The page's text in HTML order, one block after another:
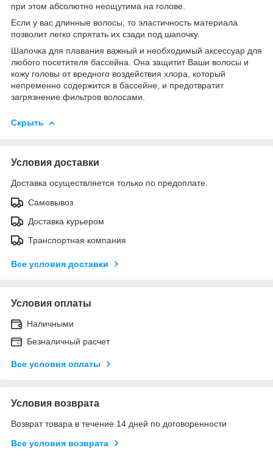
при этом абсолютно неощутима на голове.
Если у вас длинные волосы, то эластичность материала
позволит легко спрятать их сзади под шапочку.
Шапочка для плавания важный и необходимый аксессуар для
любого посетителя бассейна. Она защитит Ваши волосы и
кожу головы от вредного воздействия хлора, который
непременно содержится в бассейне, и предотвратит
загрязнение фильтров волосами.
Скрыть
Условия доставки
Доставка осуществляется только по предоплате.
Самовывоз
Доставка курьером
Транспортная компания
Все условия доставки
Условия оплаты
Наличными
Безналичный расчет
Все условия оплаты
Условия возврата
Возврат товара в течение 14 дней по договоренности
Все условия возврата